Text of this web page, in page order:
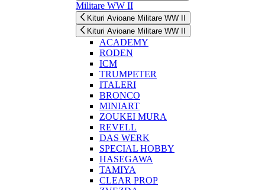
Militare WW II
Kituri Avioane Militare WW II
Kituri Avioane Militare WW II
ACADEMY
RODEN
ICM
TRUMPETER
ITALERI
BRONCO
MINIART
ZOUKEI MURA
REVELL
DAS WERK
SPECIAL HOBBY
HASEGAWA
TAMIYA
CLEAR PROP